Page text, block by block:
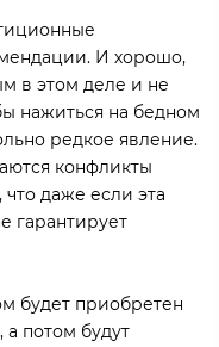
И хорошо,
в этом деле и не
нажиться на бедном
редкое явление.
конфликты
даже если эта
гарантирует
будет приобретен
потом будут